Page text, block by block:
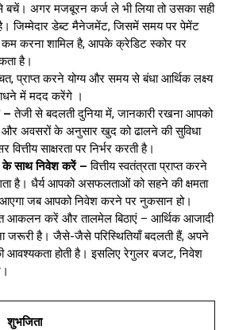
अगर मजबूरन कर्ज ले भी लिया तो उसका सही
जिम्मेदार डेब्ट मैनेजमेंट, जिसमें समय पर पेमेंट
कम करना शामिल है, आपके क्रेडिट स्कोर पर
है।
प्राप्त करने योग्य और समय से बंधा आर्थिक लक्ष्य
में मदद करेंगे ।
– तेजी से बदलती दुनिया में, जानकारी रखना आपको
और अवसरों के अनुसार खुद को ढालने की सुविधा
साक्षरता पर निर्भर करती है।
के साथ निवेश करें – वित्तीय स्वतंत्रता प्राप्त करने
है। धैर्य आपको असफलताओं को सहने की क्षमता
जब आपको निवेश करने पर नुकसान हो।
आकलन करें और तालमेल बिठाएं – आर्थिक आजादी
जरूरी है। जैसे-जैसे परिस्थितियाँ बदलती हैं, अपने
आवश्यकता होती है। इसलिए रेगुलर बजट, निवेश
शुभजिता